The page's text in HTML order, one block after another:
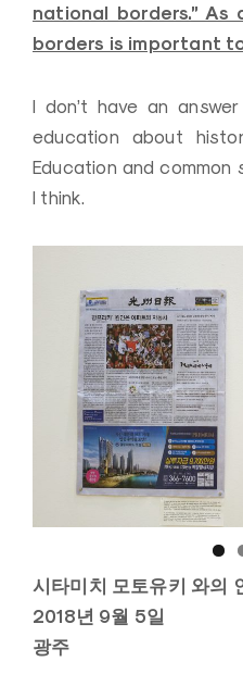
national borders.”
borders is important
I don’t have an
education about
Education and common
I think.
시타미치 모토유키 와의
2018년 9월 5일
광주